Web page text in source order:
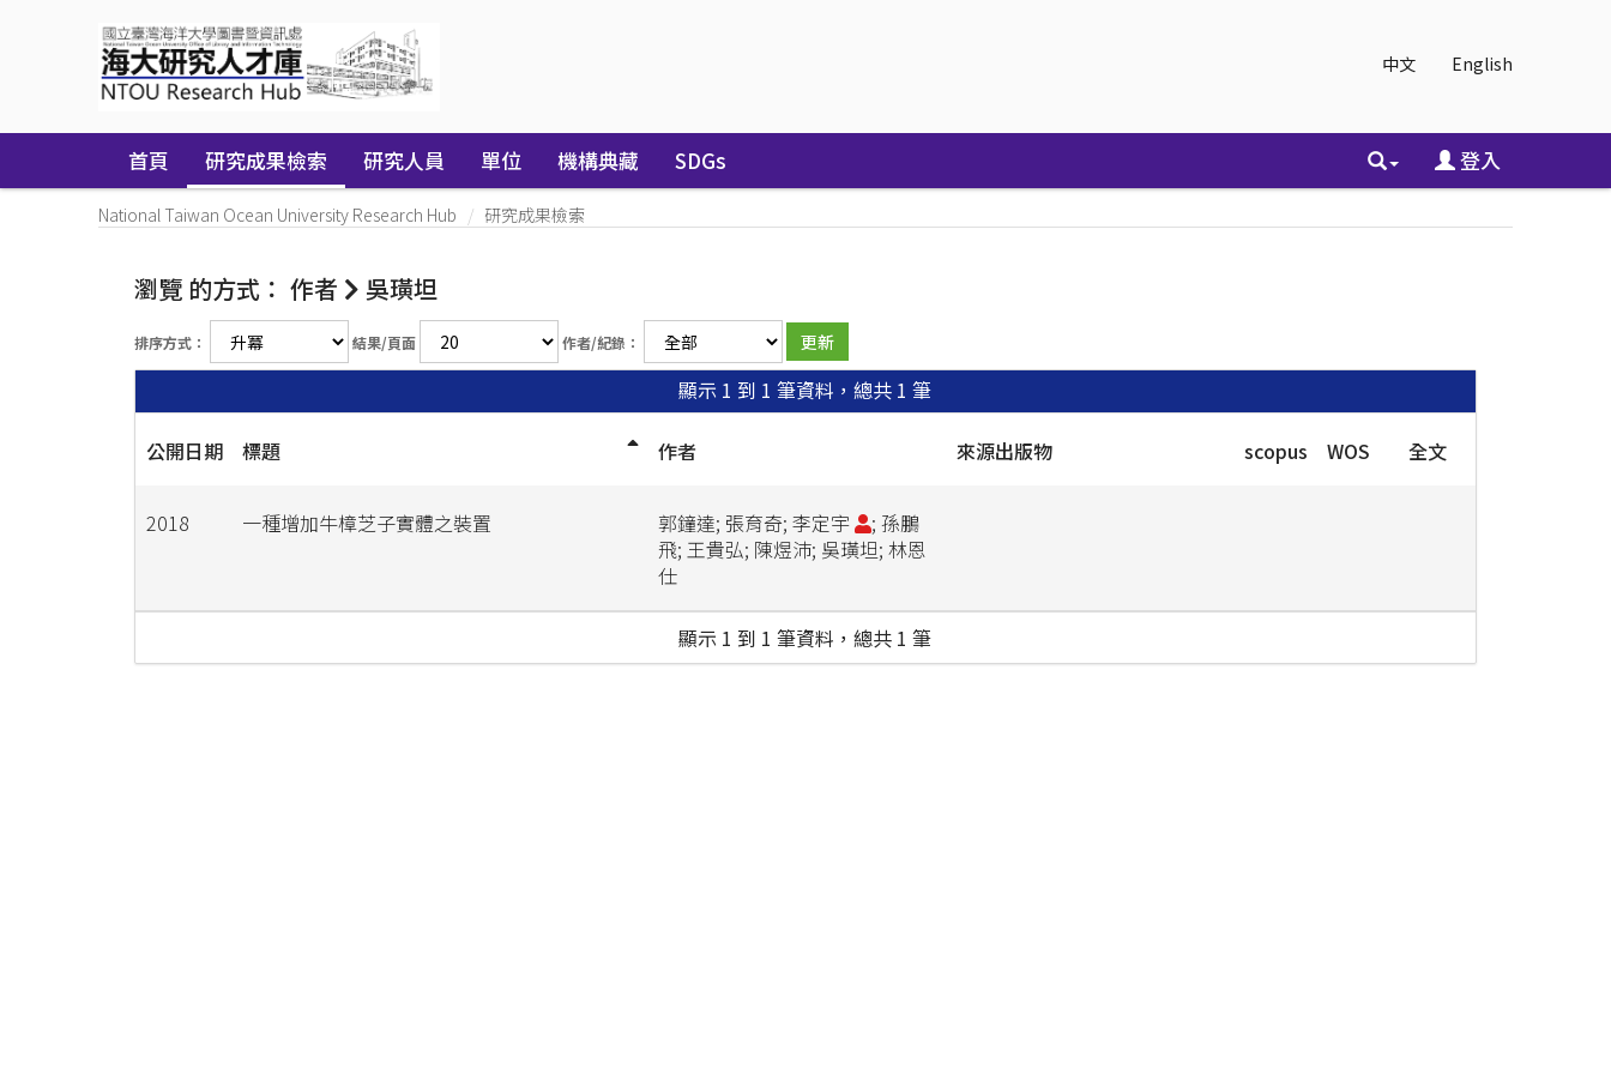
中文 English
首頁 研究成果檢索 研究人員 單位 機構典藏 SDGs 登入
National Taiwan Ocean University Research Hub 研究成果檢索
瀏覽 的方式： 作者 吳璜坦
排序方式： 結果/頁面 作者/紀錄：
顯示 1 到 1 筆資料，總共 1 筆
公開日期 標題 作者 來源出版物 scopus WOS 全文
2018 一種增加牛樟芝子實體之裝置 郭鐘達; 張育奇; 李定宇
; 孫鵬
飛; 王貴弘; 陳煜沛; 吳璜坦; 林恩
仕
顯示 1 到 1 筆資料，總共 1 筆